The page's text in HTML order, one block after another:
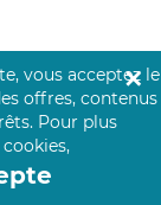
vous acceptez le
offres, contenus
Pour plus
✕